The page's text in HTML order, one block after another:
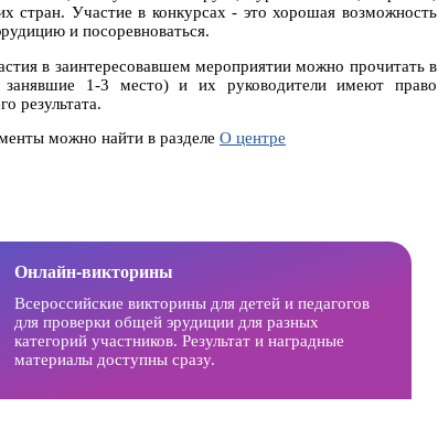
стран. Участие в конкурсах - это хорошая возможность
и посоревноваться.
в заинтересовавшем мероприятии можно прочитать в
занявшие 1-3 место) и их руководители имеют право
результата.
можно найти в разделе О центре
Онлайн-викторины
Всероссийские викторины для детей и педагогов
для проверки общей эрудиции для разных
категорий участников. Результат и наградные
материалы доступны сразу.